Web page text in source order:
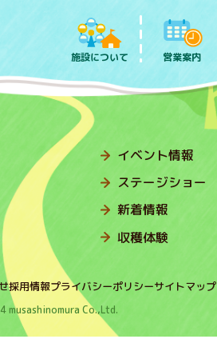
施設について 営業案内
イベント情報
ステージショー
新着情報
収穫体験
採用情報プライバシーポリシーサイトマップ
musashinomura Co.,Ltd.